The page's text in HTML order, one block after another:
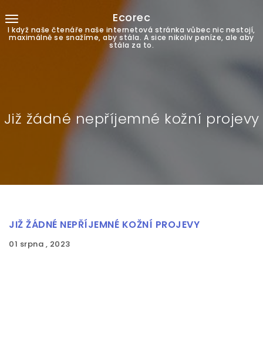
Ecorec
I když naše čtenáře naše internetová stránka vůbec nic nestojí,
maximálně se snažíme, aby stála. A sice nikoliv peníze, ale aby
stála za to.
Již žádné nepříjemné kožní projevy
JIŽ ŽÁDNÉ NEPŘÍJEMNÉ KOŽNÍ PROJEVY
01 srpna , 2023